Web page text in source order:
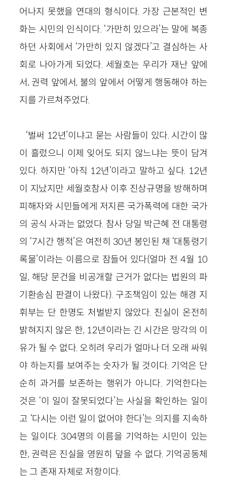
어나지 못했을 연대의 형식이다. 가장 근본적인 변
화는 시민의 인식이다. ‘가만히 있으라’는 말에 복종
하던 사회에서 ‘가만히 있지 않겠다’고 결심하는 사
회로 나아가게 되었다. 세월호는 우리가 재난 앞에
서, 권력 앞에서, 불의 앞에서 어떻게 행동해야 하는
지를 가르쳐주었다.
‘벌써 12년’이냐고 묻는 사람들이 있다. 시간이 많
이 흘렀으니 이제 잊어도 되지 않느냐는 뜻이 담겨
있다. 하지만 ‘아직 12년’이라고 말하고 싶다. 12년
이 지났지만 세월호참사 이후 진상규명을 방해하며
피해자와 시민들에게 저지른 국가폭력에 대한 국가
의 공식 사과는 없었다. 참사 당일 박근혜 전 대통령
의 ‘7시간 행적’은 여전히 30년 봉인된 채 ‘대통령기
록물’이라는 이름으로 잠들어 있다(얼마 전 4월 10
일, 해당 문건을 비공개할 근거가 없다는 법원의 파
기환송심 판결이 나왔다). 구조책임이 있는 해경 지
휘부는 단 한명도 처벌받지 않았다. 진실이 온전히
밝혀지지 않은 한, 12년이라는 긴 시간은 망각의 이
유가 될 수 없다. 오히려 우리가 얼마나 더 오래 싸워
야 하는지를 보여주는 숫자가 될 것이다. 기억은 단
순히 과거를 보존하는 행위가 아니다. 기억한다는
것은 ‘이 일이 잘못되었다’는 사실을 확인하는 일이
고 ‘다시는 이런 일이 없어야 한다’는 의지를 지속하
는 일이다. 304명의 이름을 기억하는 시민이 있는
한, 권력은 진실을 영원히 덮을 수 없다. 기억공동체
는 그 존재 자체로 저항이다.